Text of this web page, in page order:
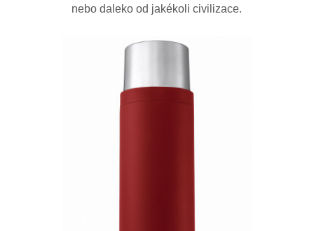
nebo daleko od jakékoli civilizace.